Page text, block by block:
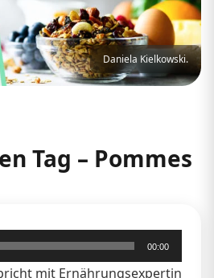
Daniela Kielkowski.
Tag – Pommes
00:00
mit Ernährungsexpertin